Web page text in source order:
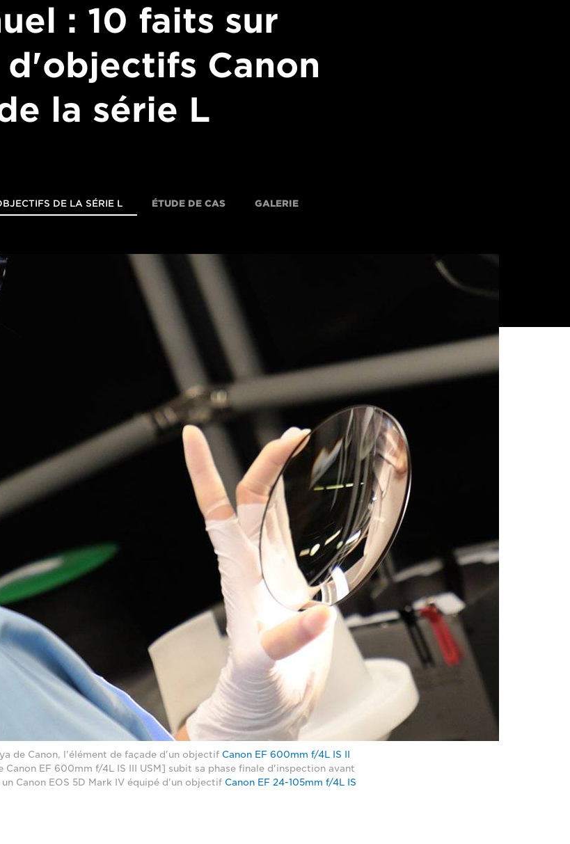
: 10 faits sur
d'objectifs Canon
la série L
DE LA SÉRIE L ÉTUDE DE CAS GALERIE
de Canon, l'élément de façade d'un objectif Canon EF 600mm f/4L IS II
Canon EF 600mm f/4L IS III USM] subit sa phase finale d'inspection avant
Canon EOS 5D Mark IV équipé d'un objectif Canon EF 24-105mm f/4L IS